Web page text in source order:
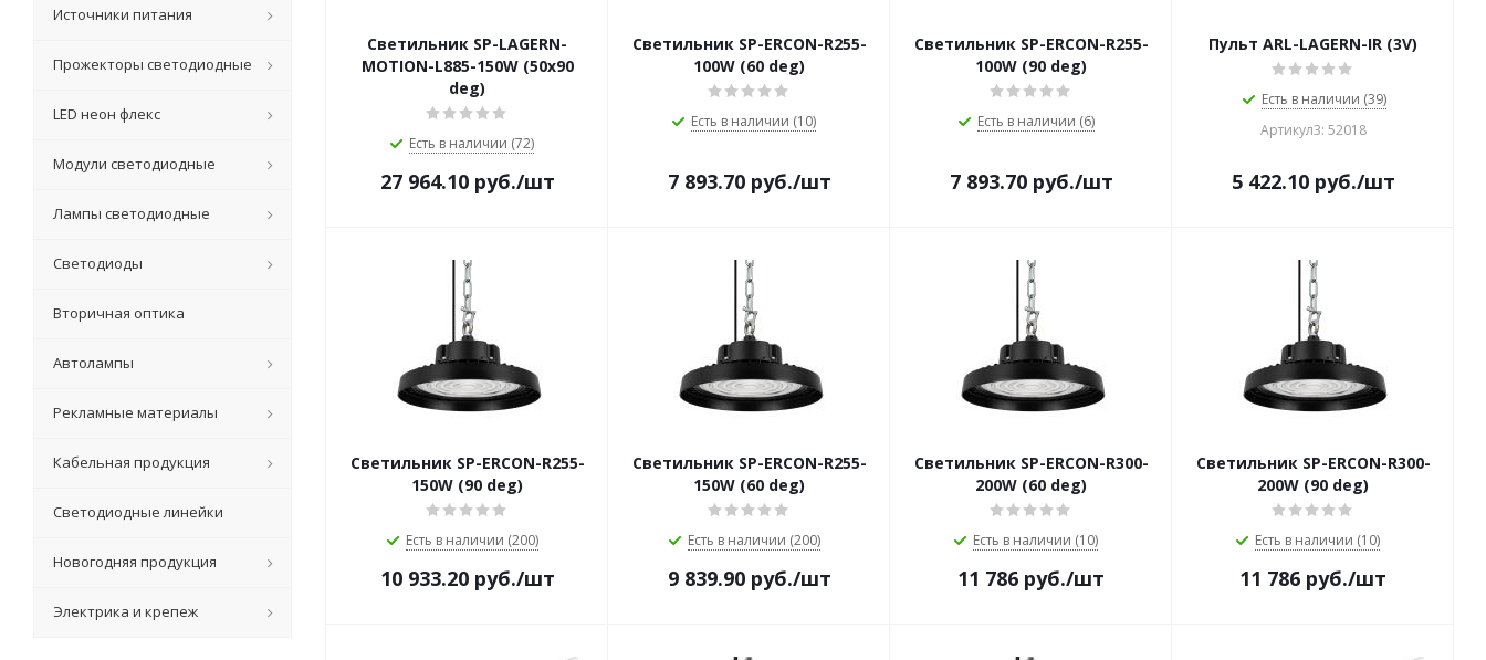
Светильник SP-LAGERN-
MOTION-L885-150W (50х90
deg)
Есть в наличии (72)
27 964.10руб./шт
Светильник SP-ERCON-R255-
100W (60 deg)
Есть в наличии (10)
7 893.70руб./шт
Светильник SP-ERCON-R255-
100W (90 deg)
Есть в наличии (6)
7 893.70руб./шт
Пульт ARL-LAGERN-IR (3V)
Есть в наличии (39)
Артикул3: 52018
5 422.10руб./шт
Светильник SP-ERCON-R255-
150W (90 deg)
Есть в наличии (200)
10 933.20руб./шт
Светильник SP-ERCON-R255-
150W (60 deg)
Есть в наличии (200)
9 839.90руб./шт
Светильник SP-ERCON-R300-
200W (60 deg)
Есть в наличии (10)
11 786 руб./шт
Светильник SP-ERCON-R300-
200W (90 deg)
Есть в наличии (10)
11 786 руб./шт
Источники питания
Прожекторы светодиодные
LED неон флекс
Модули светодиодные
Лампы светодиодные
Светодиоды
Вторичная оптика
Автолампы
Рекламные материалы
Кабельная продукция
Светодиодные линейки
Новогодняя продукция
Электрика и крепеж